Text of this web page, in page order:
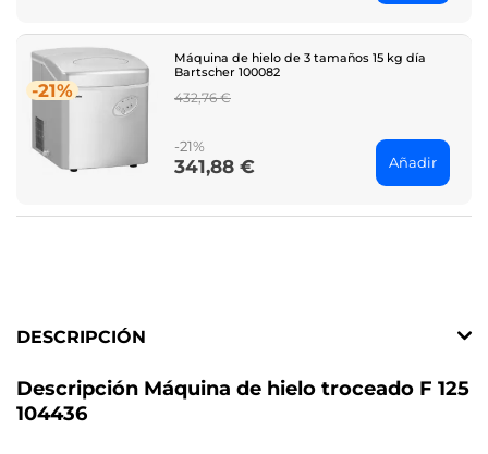
-21%
Máquina de hielo de 3 tamaños 15 kg día
Bartscher 100082
Regular
432,76 €
-21%
Price
341,88 € Añadir
DESCRIPCIÓN
Descripción Máquina de hielo troceado F 125
104436